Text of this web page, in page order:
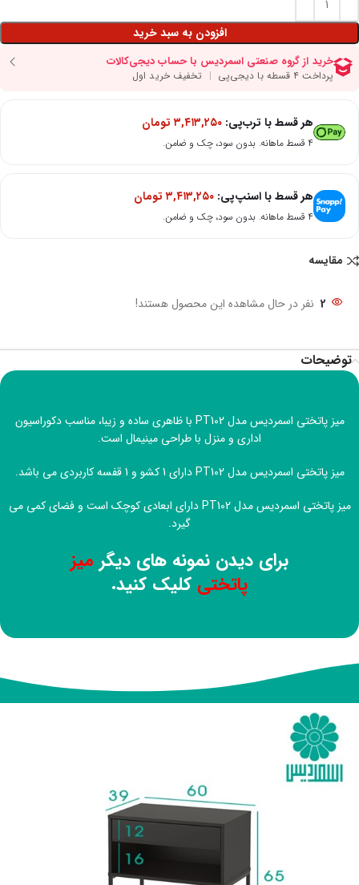
افزودن به سبد خرید
هر قسط با ترب‌پی: ۳,۴۱۳,۲۵۰ تومان
۴ قسط ماهانه. بدون سود، چک و ضامن.
هر قسط با اسنپ‌پی: ۳,۴۱۳,۲۵۰ تومان
۴ قسط ماهانه. بدون سود، چک و ضامن.
مقایسه
2 نفر در حال مشاهده این محصول هستند!
توضیحات
میز پاتختی اسمردیس مدل PT102 با ظاهری ساده و زیبا، مناسب دکوراسیون
اداری و منزل با طراحی مینیمال است.
میز پاتختی اسمردیس مدل PT102 دارای 1 کشو و 1 قفسه کاربردی می باشد.
میز پاتختی اسمردیس مدل PT102 دارای ابعادی کوچک است و فضای کمی می
گیرد.
برای دیدن نمونه های دیگر میز
پاتختی کلیک کنید.